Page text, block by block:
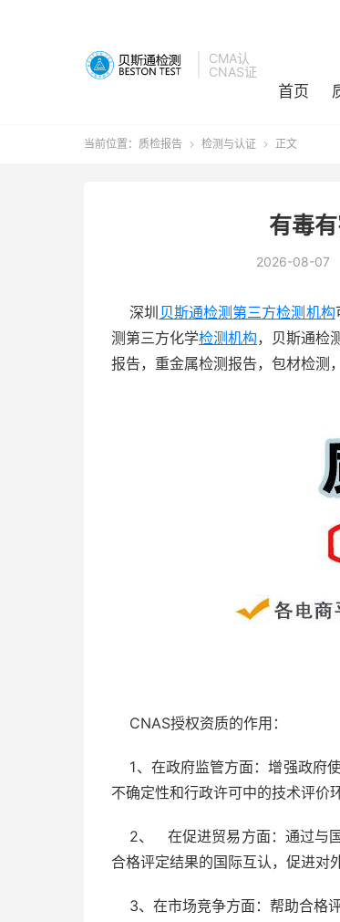
CMA认
CNAS证
首页
当前位置： 质检报告  检测与认证  正文
有毒
2026-08-07
深圳 贝斯通检测 第三方检测机构
测第三方化学检测机构，贝斯通检
报告，重金属检测报告，包材检测
CNAS授权资质的作用：
1、在政府监管方面：增强政府
不确定性和行政许可中的技术评价
2、 在促进贸易方面：通过与国
合格评定结果的国际互认，促进对
3、在市场竞争方面：帮助合格